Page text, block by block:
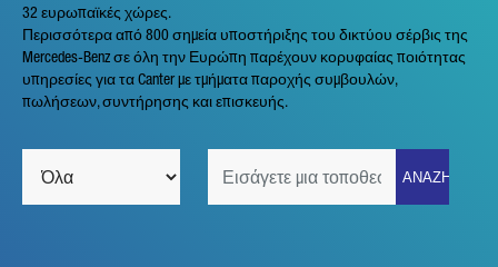
32 ευρωπαϊκές χώρες.
Περισσότερα από 800 σημεία υποστήριξης του δικτύου σέρβις της
Mercedes-Benz σε όλη την Ευρώπη παρέχουν κορυφαίας ποιότητας
υπηρεσίες για τα Canter με τμήματα παροχής συμβουλών,
πωλήσεων, συντήρησης και επισκευής.